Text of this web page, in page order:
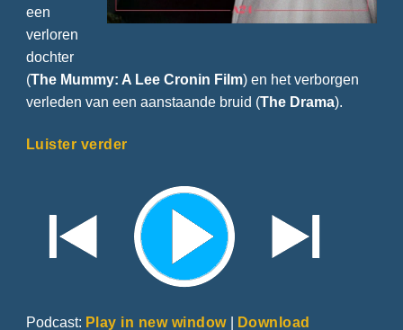
een
verloren
dochter
(The Mummy: A Lee Cronin Film) en het verborgen
verleden van een aanstaande bruid (The Drama).
Luister verder
Podcast: Play in new window| Download